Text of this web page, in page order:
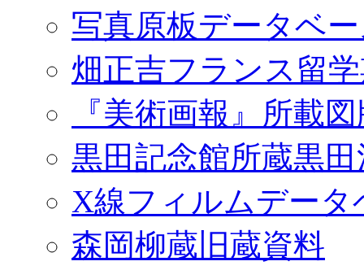
写真原板データベ
畑正吉フランス留
『美術画報』所載
黒田記念館所蔵黒
X線フィルムデータ
森岡柳蔵旧蔵資料